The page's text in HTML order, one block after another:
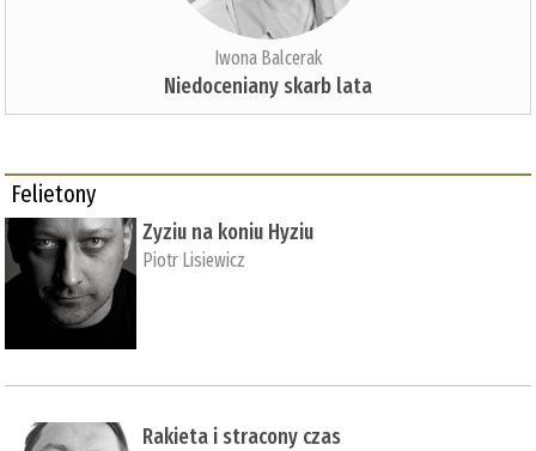
Iwona Balcerak
Niedoceniany skarb lata
Felietony
Zyziu na koniu Hyziu
Piotr Lisiewicz
Rakieta i stracony czas